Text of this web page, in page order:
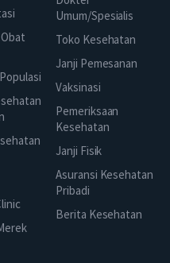
Umum/Spesialis
Toko Kesehatan
Janji Pemesanan
Vaksinasi
Pemeriksaan
Kesehatan
Janji Fisik
Asuransi Kesehatan
Pribadi
Berita Kesehatan